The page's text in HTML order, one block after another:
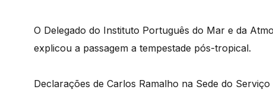
O Delegado do Instituto Português do Mar e da
explicou a passagem a tempestade pós-tropical.
Declarações de Carlos Ramalho na Sede do